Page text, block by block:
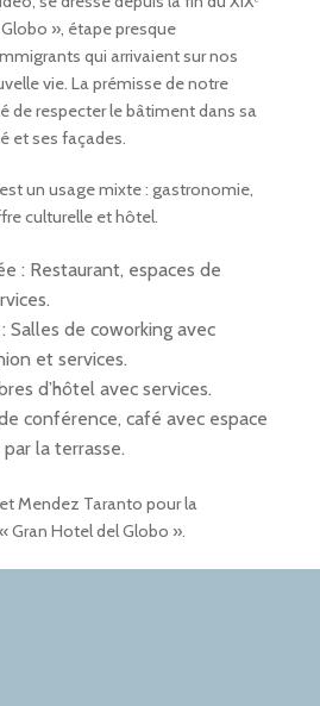
», étape presque
qui arrivaient sur nos
vie. La prémisse de notre
de respecter le bâtiment dans sa
et ses façades.
un usage mixte : gastronomie,
culturelle et hôtel.
: Restaurant, espaces de
Salles de coworking avec
et services.
d’hôtel avec services.
conférence, café avec espace
la terrasse.
Mendez Taranto pour la
Gran Hotel del Globo ».